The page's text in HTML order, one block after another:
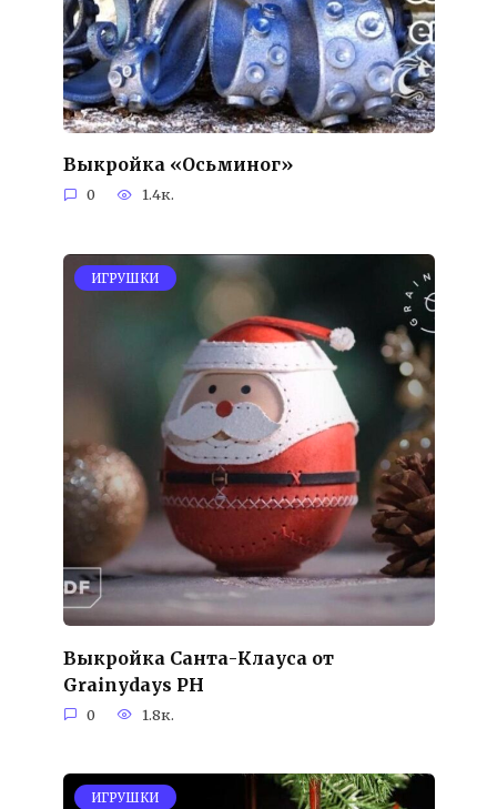
Выкройка «Осьминог»
0 1.4к.
ИГРУШКИ
Выкройка Санта-Клауса от
Grainydays PH
0 1.8к.
ИГРУШКИ